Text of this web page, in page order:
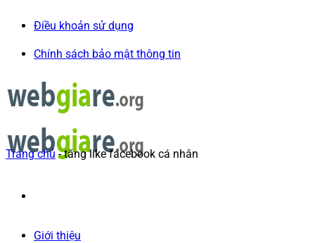
Điều khoản sử dụng
Chính sách bảo mật thông tin
Giới thiệu
Trang chủ -tăng like facebook cá nhân